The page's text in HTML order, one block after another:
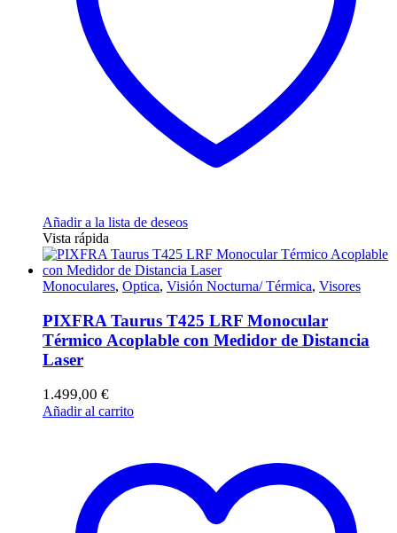
Añadir a la lista de deseos
Vista rápida
Monoculares, Optica, Visión Nocturna/ Térmica, Visores
PIXFRA Taurus T425 LRF Monocular
Térmico Acoplable con Medidor de Distancia
Laser
1.499,00 €
Añadir al carrito